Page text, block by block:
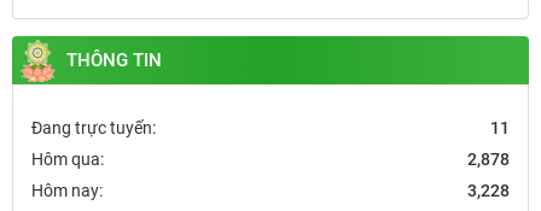
THÔNG TIN
Đang trực tuyến:
11
Hôm qua:
2,878
Hôm nay:
3,228